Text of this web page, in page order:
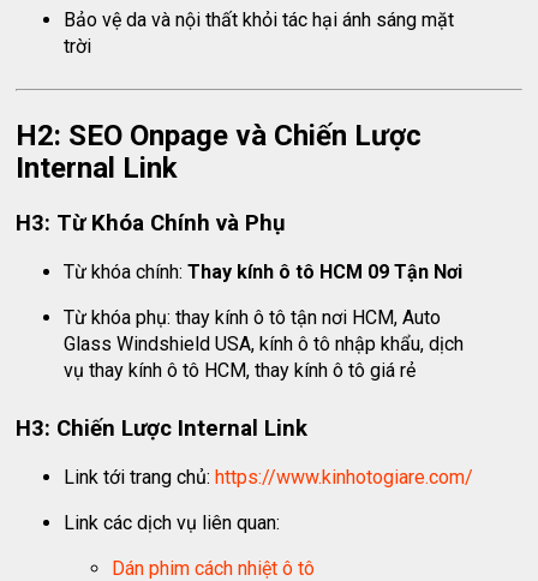
Bảo vệ da và nội thất khỏi tác hại ánh sáng mặt
trời
H2: SEO Onpage và Chiến Lược
Internal Link
H3: Từ Khóa Chính và Phụ
Từ khóa chính:Thay kính ô tô HCM 09 Tận Nơi
Từ khóa phụ: thay kính ô tô tận nơi HCM, Auto
Glass Windshield USA, kính ô tô nhập khẩu, dịch
vụ thay kính ô tô HCM, thay kính ô tô giá rẻ
H3: Chiến Lược Internal Link
Link tới trang chủ:https://www.kinhotogiare.com/
Link các dịch vụ liên quan:
Dán phim cách nhiệt ô tô